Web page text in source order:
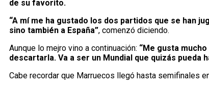
de su favorito.
“A mí me ha gustado los dos partidos que se han
sino también a España”, comenzó diciendo.
Aunque lo mejro vino a continuación: “Me gusta
descartarla. Va a ser un Mundial que quizás pueda
Cabe recordar que Marruecos llegó hasta semifinales